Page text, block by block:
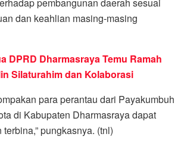
dan keahlian masing-masing
DPRD Dharmasraya Temu Ramah
Silaturahim dan Kolaborasi
para perantau dari Payakumbuh
di Kabupaten Dharmasraya dapat
pungkasnya. (tnl)